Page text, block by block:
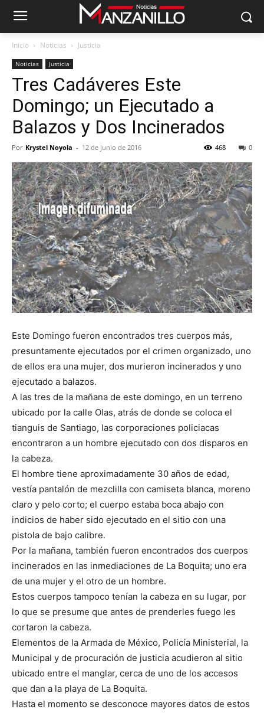
Inicio Noticias Justicia
Noticias Justicia
Tres Cadáveres Este
Domingo; un Ejecutado a
Balazos y Dos Incinerados
Por Krystel Noyola - 12 de junio de 2016 0
468
Este Domingo fueron encontrados tres cuerpos más,
presuntamente ejecutados por el crimen organizado, uno
de ellos era una mujer, dos murieron incinerados y uno
ejecutado a balazos.
A las tres de la mañana de este domingo, en un terreno
ubicado por la calle Olas, atrás de donde se coloca el
tianguis de Santiago, las corporaciones policiacas
encontraron a un hombre ejecutado con dos disparos en
la cabeza.
El hombre tiene aproximadamente 30 años de edad,
vestía pantalón de mezclilla con camiseta blanca, moreno
claro y pelo corto; el cuerpo estaba boca abajo con
indicios de haber sido ejecutado en el sitio con una
pistola de bajo calibre.
Por la mañana, también fueron encontrados dos cuerpos
incinerados en las inmediaciones de La Boquita; uno era
de una mujer y el otro de un hombre.
Estos cuerpos tampoco tenían la cabeza en su lugar, por
lo que se presume que antes de prenderles fuego les
cortaron la cabeza.
Elementos de la Armada de México, Policía Ministerial, la
Municipal y de procuración de justicia acudieron al sitio
ubicado entre el manglar, cerca de uno de los accesos
que dan a la playa de La Boquita.
Hasta el momento se desconoce mayores datos de estos